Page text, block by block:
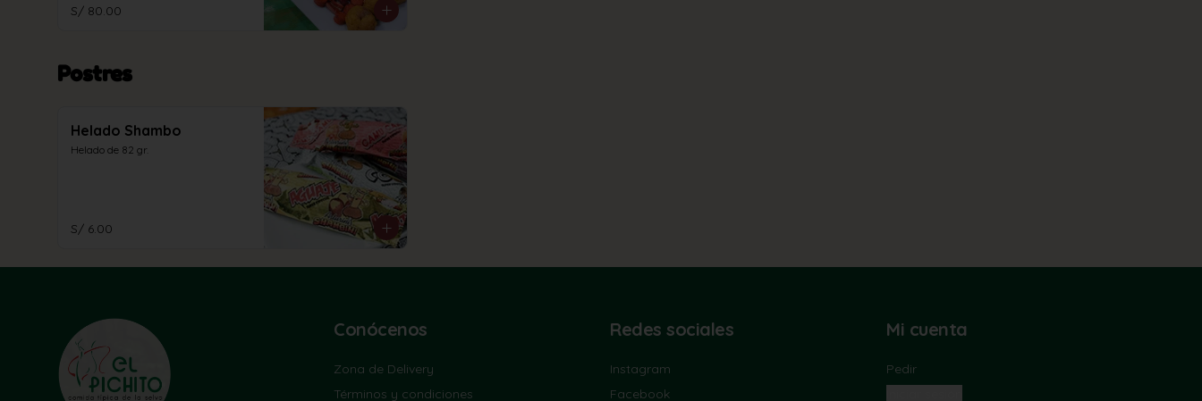
S/ 80.00
Postres
Helado Shambo
Helado de 82 gr.
S/ 6.00
Conócenos
Zona de Delivery
Términos y condiciones
Redes sociales
Instagram
Facebook
Mi cuenta
Pedir